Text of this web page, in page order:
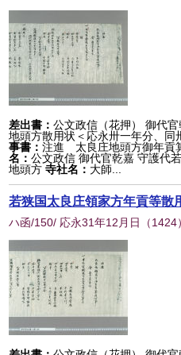
差出書：公文政信（花押） 御代官
地頭方散用状＜応永卅一年分、同
事書：注進 太良庄地頭方御年貢
名：公文政信 御代官乾嘉 守護代
地頭方 寺社名： 大師...
若狭国太良庄領家方年貢等散
ハ函/150/ 応永31年12月日 （1424